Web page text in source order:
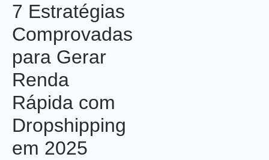
7 Estratégias
Comprovadas
para Gerar
Renda
Rápida com
Dropshipping
em 2025